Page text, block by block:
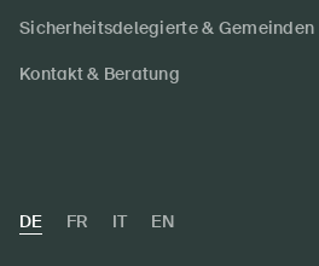
Sicherheitsdelegierte & Gemeinden
Kontakt & Beratung
DE FR IT EN